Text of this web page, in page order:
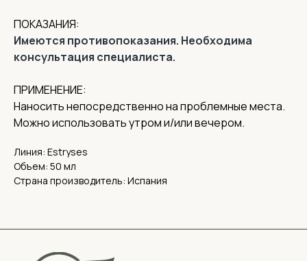
ПОКАЗАНИЯ:
Имеются противопоказания. Необходима
консультация специалиста.
ПРИМЕНЕНИЕ:
Наносить непосредственно на проблемные места.
Можно использовать утром и/или вечером.
Линия: Estryses
Объем: 50 мл
Страна производитель: Испания
Адреса
Адрес офиса и пункта выдачи:
Реквизиты
ИНН 5262359886,
ОГРН 1185275060838
Политика конфиденциальности